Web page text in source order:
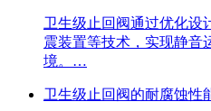
卫生级止回阀通过优化设
震装置等技术，实现静音
境。…
卫生级止回阀的耐腐蚀性